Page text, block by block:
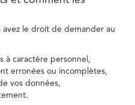
avez le droit de demander au
à caractère personnel,
erronées ou incomplètes,
vos données,